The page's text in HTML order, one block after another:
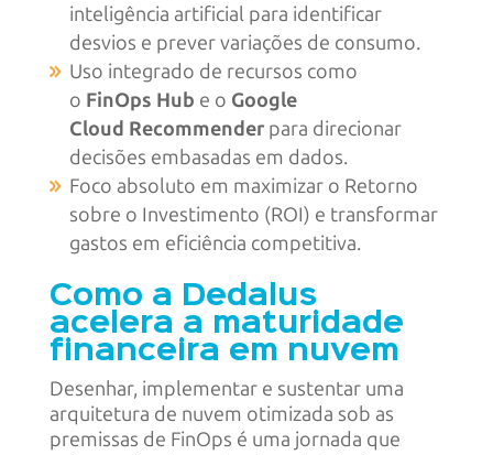
inteligência artificial para identificar
desvios e prever variações de consumo.
Uso integrado de recursos como
o FinOps Hub e o Google
Cloud Recommenderpara direcionar
decisões embasadas em dados.
Foco absoluto em maximizar o Retorno
sobre o Investimento (ROI) e transformar
gastos em eficiência competitiva.
Como a Dedalus
acelera a maturidade
financeira em nuvem
Desenhar, implementar e sustentar uma
arquitetura de nuvem otimizada sob as
premissas de FinOps é uma jornada que